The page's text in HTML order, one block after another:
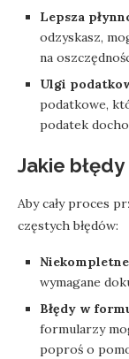
Lepsza
odzyskasz,
na
Ulgi
podatkowe,
podatek
Jakie
Aby cały proces
częstych błędów:
wymagane
Błędy w
formularzy
poproś o